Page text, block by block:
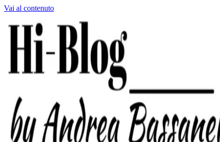
Vai al contenuto